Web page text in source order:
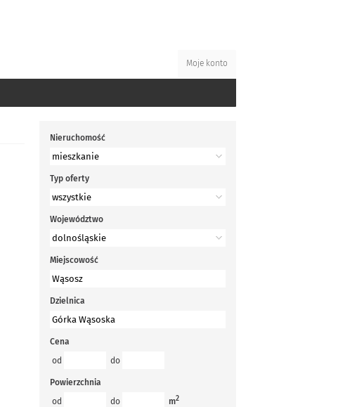
Moje konto
Nieruchomość
Typ oferty
Województwo
Miejscowość
Dzielnica
Cena
od
do
Powierzchnia
od
do m2